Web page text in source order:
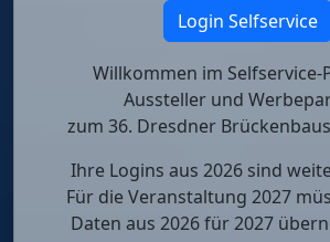
Login Selfservice
Willkommen im
Aussteller und
zum 36. Dresdner
Ihre Logins aus 2026 sind
Für die Veranstaltung 2027
Daten aus 2026 für 2027